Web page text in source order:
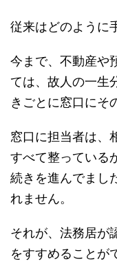
従来はどのように
今まで、不動産や
ては、故人の一生
きごとに窓口にそ
窓口に担当者は、
すべて整っている
続きを進んでまし
れません。
それが、法務居が
をすすめることが